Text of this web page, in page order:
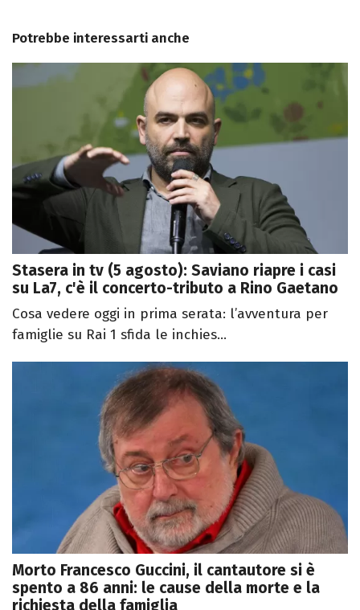
Potrebbe interessarti anche
Stasera in tv (5 agosto): Saviano riapre i casi
su La7, c'è il concerto-tributo a Rino Gaetano
Cosa vedere oggi in prima serata: l’avventura per
famiglie su Rai 1 sfida le inchies...
Morto Francesco Guccini, il cantautore si è
spento a 86 anni: le cause della morte e la
richiesta della famiglia